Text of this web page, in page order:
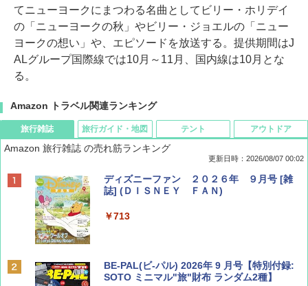
てニューヨークにまつわる名曲としてビリー・ホリデイ
の「ニューヨークの秋」やビリー・ジョエルの「ニュー
ヨークの想い」や、エピソードを放送する。提供期間はJ
ALグループ国際線では10月～11月、国内線は10月とな
る。
Amazon トラベル関連ランキング
旅行雑誌
Amazon 旅行雑誌 の売れ筋ランキング
更新日時：2026/08/07 00:02
ディズニーファン ２０２６年 ９月号 [雑
誌] (ＤＩＳＮＥＹ ＦＡＮ)
￥713
BE-PAL(ビ-パル) 2026年 9 月号【特別付録:
SOTO ミニマル"旅"財布 ランダム2種】
旅行ガイド・地図 テント アウトドア